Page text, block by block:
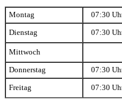
Montag 07:30
Dienstag 07:30
Mittwoch
Donnerstag 07:30
Freitag 07:30